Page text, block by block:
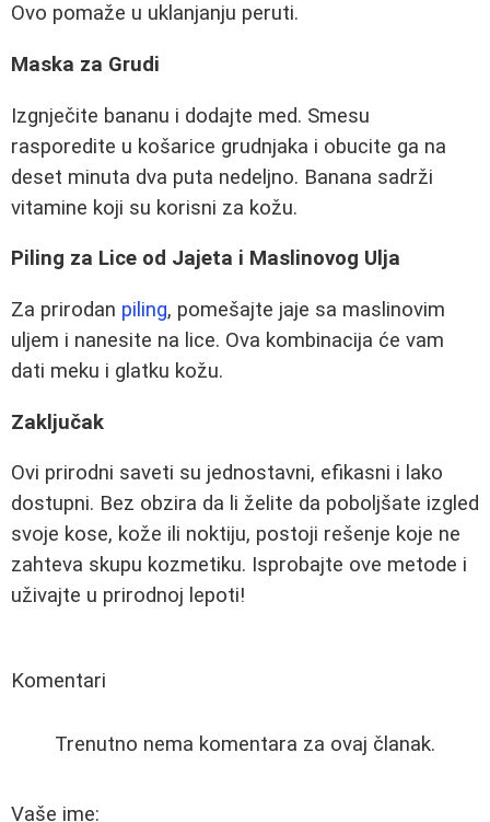
Ovo pomaže u uklanjanju peruti.
Maska za Grudi
Izgnječite bananu i dodajte med. Smesu
rasporedite u košarice grudnjaka i obucite ga na
deset minuta dva puta nedeljno. Banana sadrži
vitamine koji su korisni za kožu.
Piling za Lice od Jajeta i Maslinovog Ulja
Za prirodan piling, pomešajte jaje sa maslinovim
uljem i nanesite na lice. Ova kombinacija će vam
dati meku i glatku kožu.
Zaključak
Ovi prirodni saveti su jednostavni, efikasni i lako
dostupni. Bez obzira da li želite da poboljšate izgled
svoje kose, kože ili noktiju, postoji rešenje koje ne
zahteva skupu kozmetiku. Isprobajte ove metode i
uživajte u prirodnoj lepoti!
Komentari
Trenutno nema komentara za ovaj članak.
Vaše ime: